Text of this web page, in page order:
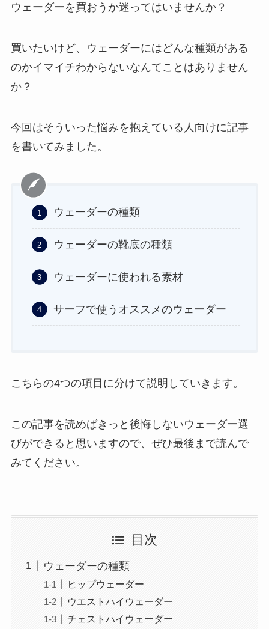
ウェーダーを買おうか迷ってはいませんか？
買いたいけど、ウェーダーにはどんな種類がある
のかイマイチわからないなんてことはありません
か？
今回はそういった悩みを抱えている人向けに記事
を書いてみました。
ウェーダーの種類
ウェーダーの靴底の種類
ウェーダーに使われる素材
サーフで使うオススメのウェーダー
こちらの4つの項目に分けて説明していきます。
この記事を読めばきっと後悔しないウェーダー選
びができると思いますので、ぜひ最後まで読んで
みてください。
目次
ウェーダーの種類
ヒップウェーダー
ウエストハイウェーダー
チェストハイウェーダー